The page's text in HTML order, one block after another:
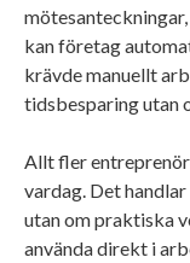
kan företag
krävde manuellt
tidsbesparing utan
Allt fler
vardag. Det
utan om praktiska
använda direkt i